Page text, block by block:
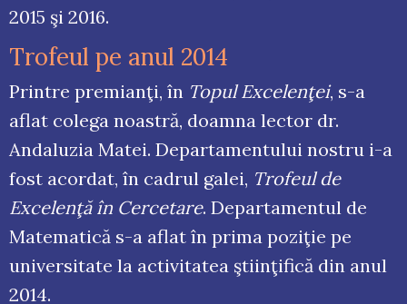
2015 şi 2016.
Trofeul pe anul 2014
Printre premianţi, în Topul Excelenţei, s-a
aflat colega noastră, doamna lector dr.
Andaluzia Matei. Departamentului nostru i-a
fost acordat, în cadrul galei, Trofeul de
Excelenţă în Cercetare. Departamentul de
Matematică s-a aflat în prima poziţie pe
universitate la activitatea ştiinţifică din anul
2014.